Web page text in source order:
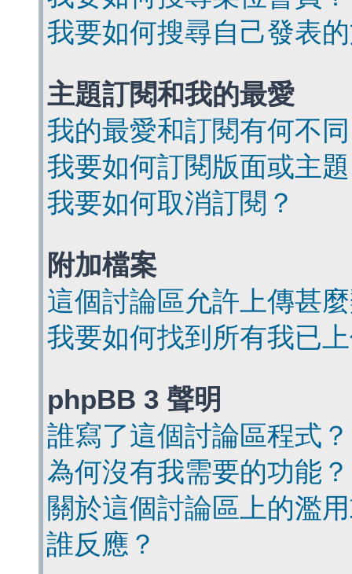
我要如何搜尋自己發表
主題訂閱和我的最愛
我的最愛和訂閱有何不
我要如何訂閱版面或主
我要如何取消訂閱？
附加檔案
這個討論區允許上傳甚
我要如何找到所有我已
phpBB 3 聲明
誰寫了這個討論區程式？
為何沒有我需要的功能？
關於這個討論區上的濫
誰反應？